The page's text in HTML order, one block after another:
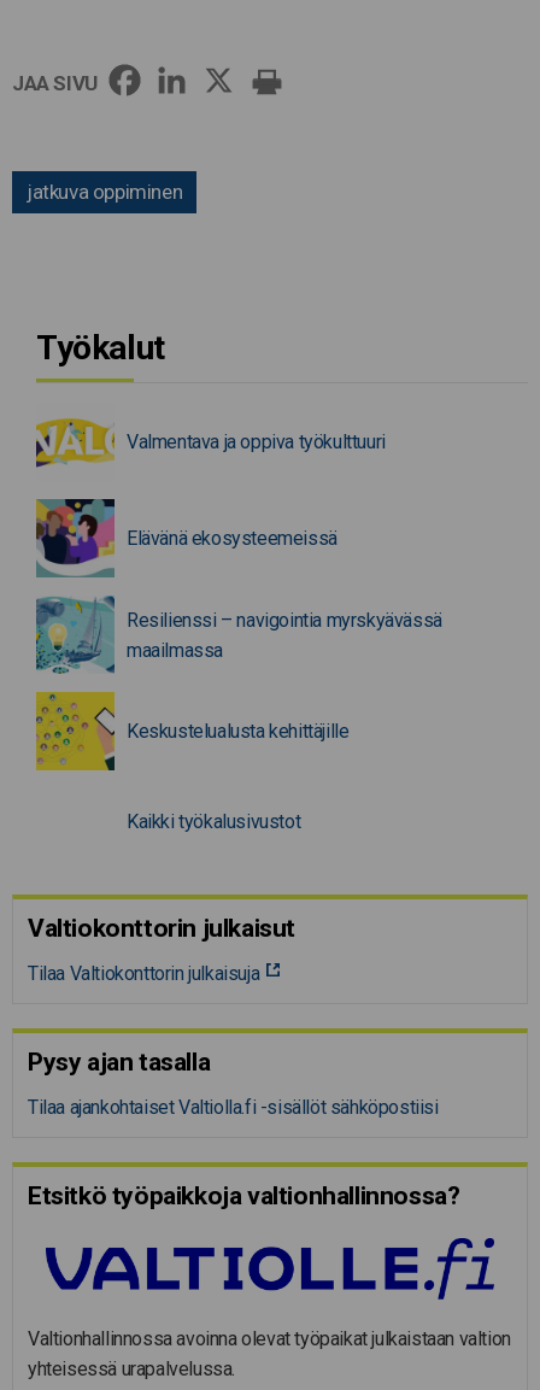
JAA SIVU
jatkuva oppiminen
Työkalut
Valmentava ja oppiva työkulttuuri
Elävänä ekosysteemeissä
Resilienssi – navigointia myrskyävässä
maailmassa
Keskustelualusta kehittäjille
Kaikki työkalusivustot
Valtiokonttorin julkaisut
Tilaa Valtiokonttorin julkaisuja
Pysy ajan tasalla
Tilaa ajankohtaiset Valtiolla.fi -sisällöt sähköpostiisi
Etsitkö työpaikkoja valtion­hal­lin­nossa?
Valtionhallinnossa avoinna olevat työpaikat julkaistaan valtion
yhteisessä urapalvelussa.